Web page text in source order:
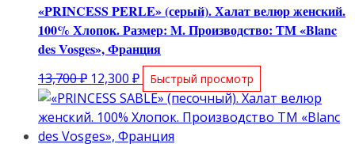
«PRINCESS PERLE» (серый). Халат велюр женский.
100% Хлопок. Размер: M. Производство: ТМ «Blanc
des Vosges», Франция
13,700₽ Первоначальная
цена
составляла
13,700 ₽.
12,300 ₽Текущая
цена:
12,300 ₽.
Быстрый просмотр